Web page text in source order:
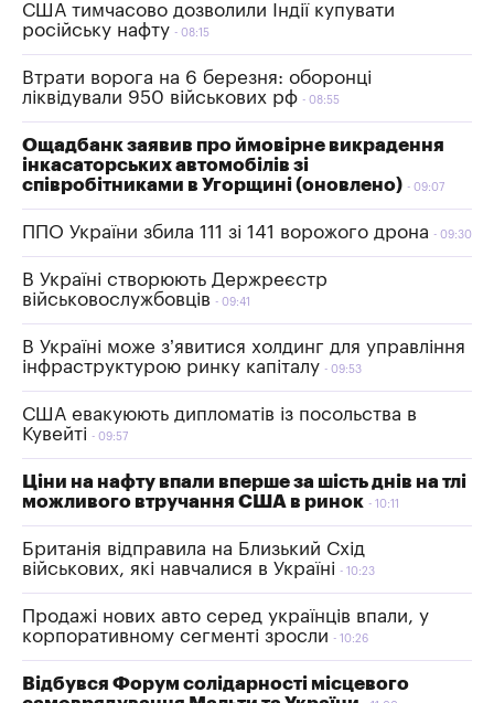
США тимчасово дозволили Індії купувати
російську нафту
08:15
Втрати ворога на 6 березня: оборонці
ліквідували 950 військових рф
08:55
Ощадбанк заявив про ймовірне викрадення
інкасаторських автомобілів зі
співробітниками в Угорщині (оновлено)
09:07
ППО України збила 111 зі 141 ворожого дрона 09:30
В Україні створюють Держреєстр
військовослужбовців
09:41
В Україні може з’явитися холдинг для управління
інфраструктурою ринку капіталу
09:53
США евакуюють дипломатів із посольства в
Кувейті
09:57
Ціни на нафту впали вперше за шість днів на тлі
можливого втручання США в ринок
10:11
Британія відправила на Близький Схід
військових, які навчалися в Україні
10:23
Продажі нових авто серед українців впали, у
корпоративному сегменті зросли
10:26
Відбувся Форум солідарності місцевого